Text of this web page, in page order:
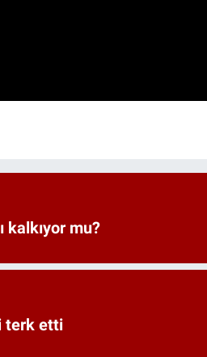
kalkıyor mu?
terk etti